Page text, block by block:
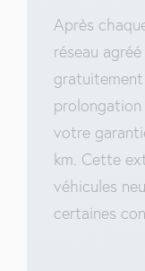
Après
réseau
votre
km. Cette
véhicules
certaines